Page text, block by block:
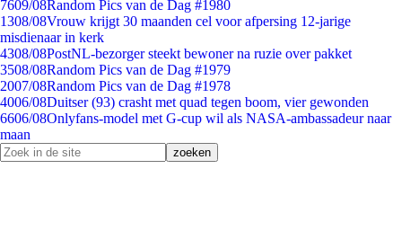
7609/08Random Pics van de Dag #1980
1308/08Vrouw krijgt 30 maanden cel voor afpersing 12-jarige
misdienaar in kerk
4308/08PostNL-bezorger steekt bewoner na ruzie over pakket
3508/08Random Pics van de Dag #1979
2007/08Random Pics van de Dag #1978
4006/08Duitser (93) crasht met quad tegen boom, vier gewonden
6606/08Onlyfans-model met G-cup wil als NASA-ambassadeur naar
maan